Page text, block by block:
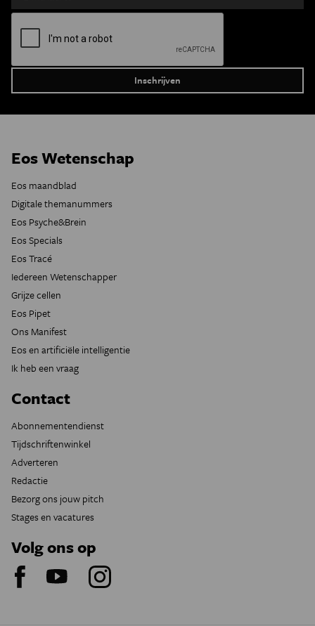
Eos Wetenschap
Eos maandblad
Digitale themanummers
Eos Psyche&Brein
Eos Specials
Eos Tracé
Iedereen Wetenschapper
Grijze cellen
Eos Pipet
Ons Manifest
Eos en artificiële intelligentie
Ik heb een vraag
Contact
Abonnementendienst
Tijdschriftenwinkel
Adverteren
Redactie
Bezorg ons jouw pitch
Stages en vacatures
Volg ons op